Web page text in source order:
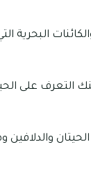
البحرية
على
والدلافين